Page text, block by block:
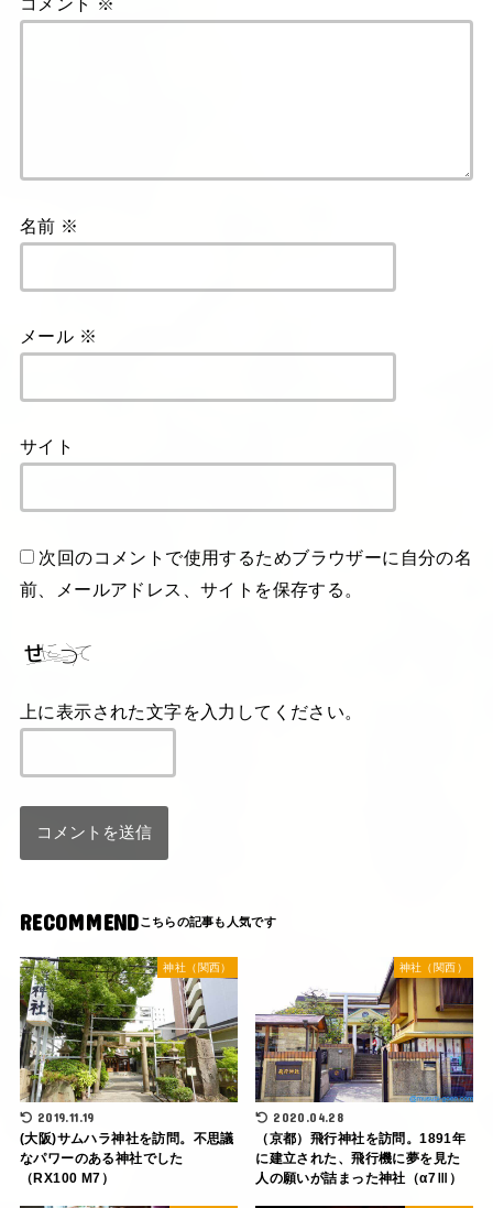
名前 ※
メール ※
サイト
次回のコメントで使用するためブラウザーに自分の名
前、メールアドレス、サイトを保存する。
上に表示された文字を入力してください。
RECOMMEND
神社（関西）
2019.11.19
(大阪)サムハラ神社を訪問。不思議
なパワーのある神社でした
（RX100 M7）
神社（関西）
2020.04.28
（京都）飛行神社を訪問。1891年
に建立された、飛行機に夢を見た
人の願いが詰まった神社（α7Ⅲ）